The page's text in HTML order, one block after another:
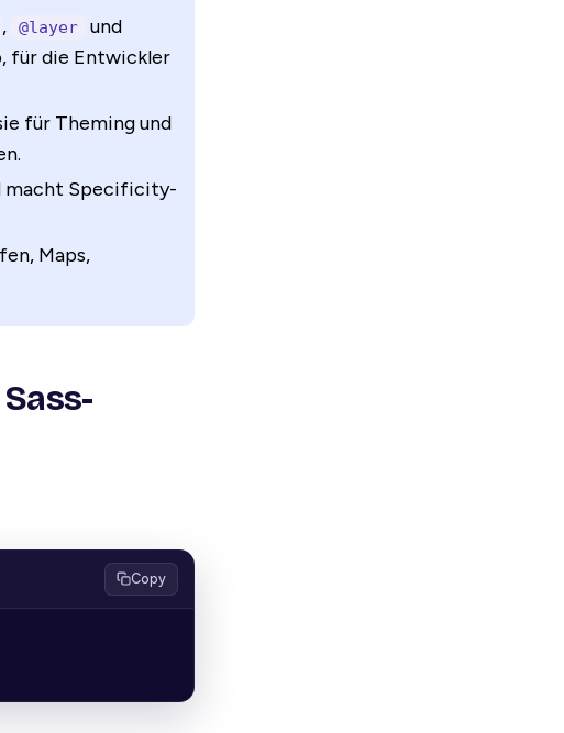
, @layer und
für die Entwickler
für Theming und
macht Specificity-
Maps,
Copy